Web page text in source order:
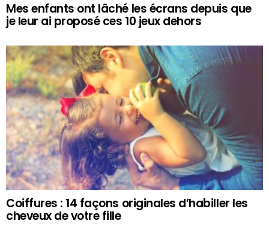
Mes enfants ont lâché les écrans depuis que
je leur ai proposé ces 10 jeux dehors
Coiffures : 14 façons originales d’habiller les
cheveux de votre fille